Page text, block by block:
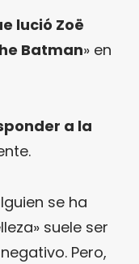
lució Zoë
Batman» en
a la
se ha
suele ser
Pero,